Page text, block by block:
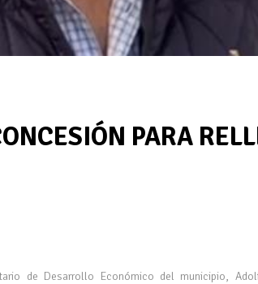
PARA
de Desarrollo Económico del municipio,